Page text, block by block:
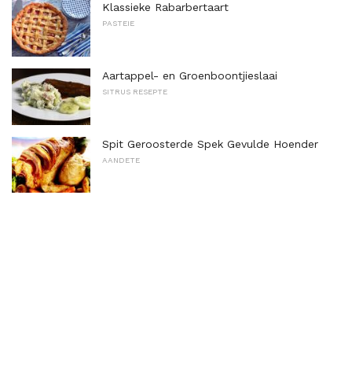
Klassieke Rabarbertaart
PASTEIE
Aartappel- en Groenboontjieslaai
SITRUS RESEPTE
Spit Geroosterde Spek Gevulde Hoender
AANDETE